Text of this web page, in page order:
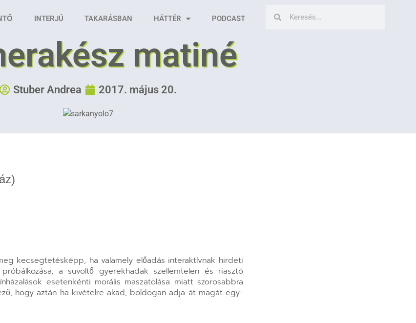
INTERJÚ TAKARÁSBAN HÁTTÉR PODCAST
matiné
Stuber Andrea 2017. május 20.
kecsegtetésképp, ha valamely előadás interaktívnak hirdeti
a süvöltő gyerekhadak szellemtelen és riasztó
esetenkénti morális maszatolása miatt szorosabbra
hogy aztán ha kivételre akad, boldogan adja át magát egy-